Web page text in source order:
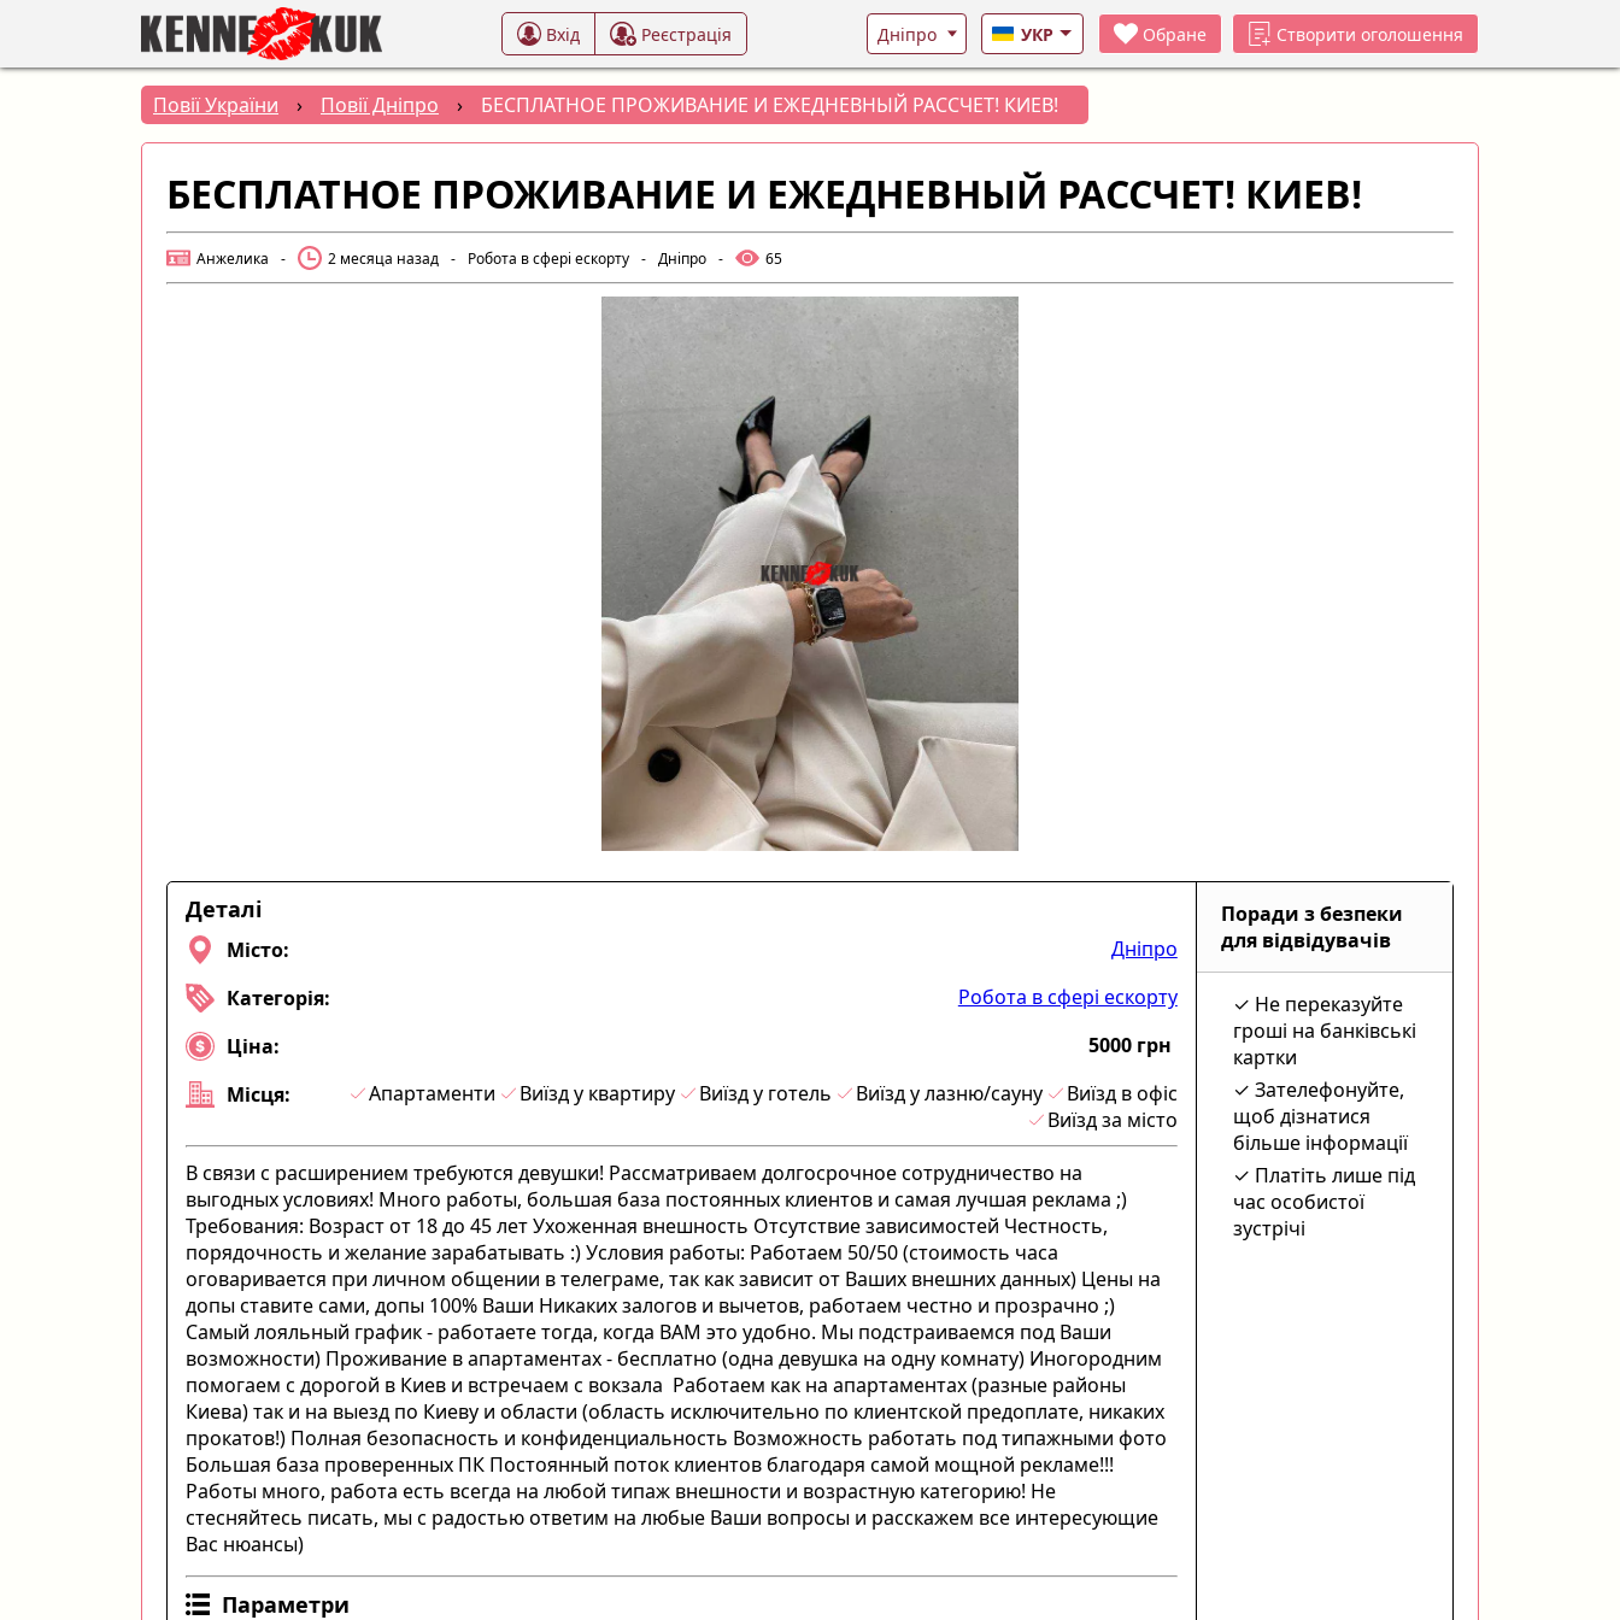
Вхід Реєстрація УКР Обране Створити оголошення
Повії України › Повії Дніпро › БЕСПЛАТНОЕ ПРОЖИВАНИЕ И ЕЖЕДНЕВНЫЙ РАССЧЕТ! КИЕВ!
БЕСПЛАТНОЕ ПРОЖИВАНИЕ И ЕЖЕДНЕВНЫЙ РАССЧЕТ! КИЕВ!
Анжелика - 2 месяца назад - Робота в сфері ескорту - Дніпро - 65
Деталі
Місто:
Дніпро
Категорія:
Робота в сфері ескорту
Ціна:
5000 грн
Місця:
Апартаменти Виїзд у квартиру Виїзд у готель Виїзд у лазню/сауну
Виїзд в офіс
Виїзд за місто
В связи с расширением требуются девушки! Рассматриваем долгосрочное сотрудничество на
выгодных условиях! Много работы, большая база постоянных клиентов и самая лучшая реклама ;)
Требования: Возраст от 18 до 45 лет Ухоженная внешность Отсутствие зависимостей Честность,
порядочность и желание зарабатывать :) Условия работы: Работаем 50/50 (стоимость часа
оговаривается при личном общении в телеграме, так как зависит от Ваших внешних данных) Цены на
допы ставите сами, допы 100% Ваши Никаких залогов и вычетов, работаем честно и прозрачно ;)
Самый лояльный график - работаете тогда, когда ВАМ это удобно. Мы подстраиваемся под Ваши
возможности) Проживание в апартаментах - бесплатно (одна девушка на одну комнату) Иногородним
помогаем с дорогой в Киев и встречаем с вокзала Работаем как на апартаментах (разные районы
Киева) так и на выезд по Киеву и области (область исключительно по клиентской предоплате, никаких
прокатов!) Полная безопасность и конфиденциальность Возможность работать под типажными фото
Большая база проверенных ПК Постоянный поток клиентов благодаря самой мощной рекламе!!!
Работы много, работа есть всегда на любой типаж внешности и возрастную категорию! Не
стесняйтесь писать, мы с радостью ответим на любые Ваши вопросы и расскажем все интересующие
Вас нюансы)
Параметри
Поради з безпеки
для відвідувачів
Не переказуйте
гроші на банківські
картки
Зателефонуйте,
щоб дізнатися
більше інформації
Платіть лише під
час особистої
зустрічі